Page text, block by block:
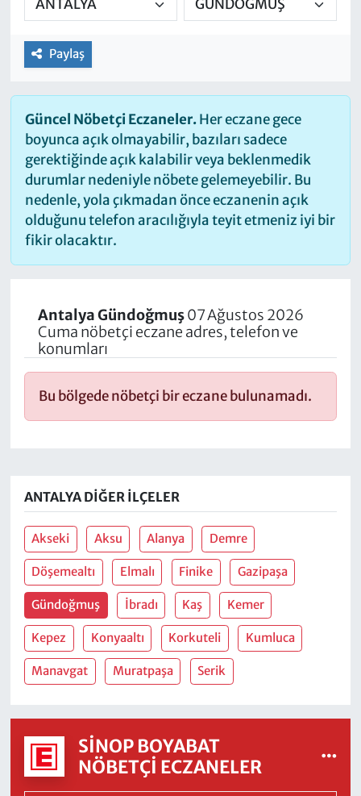
Paylaş
Güncel Nöbetçi Eczaneler.Her eczane gece
boyunca açık olmayabilir, bazıları sadece
gerektiğinde açık kalabilir veya beklenmedik
durumlar nedeniyle nöbete gelemeyebilir. Bu
nedenle, yola çıkmadan önce eczanenin açık
olduğunu telefon aracılığıyla teyit etmeniz iyi bir
fikir olacaktır.
Antalya Gündoğmuş07 Ağustos 2026
Cuma nöbetçi eczane adres, telefon ve
konumları
Bu bölgede nöbetçi bir eczane bulunamadı.
ANTALYA DIĞER İLÇELER
Akseki Aksu Alanya Demre
Döşemealtı Elmalı Finike Gazipaşa
Gündoğmuş İbradı Kaş Kemer
Kepez Konyaaltı Korkuteli Kumluca
Manavgat Muratpaşa Serik
SINOP BOYABAT
NÖBETÇI ECZANELER